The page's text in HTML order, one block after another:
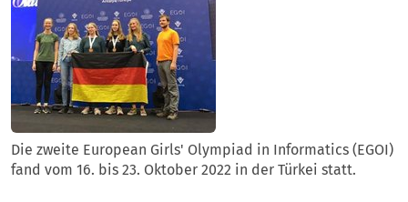
Die zweite European Girls' Olympiad in Informatics (EGOI)
fand vom 16. bis 23. Oktober 2022 in der Türkei statt.